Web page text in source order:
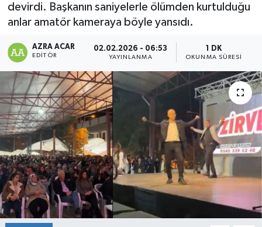
devirdi. Başkanın saniyelerle ölümden kurtulduğu
anlar amatör kameraya böyle yansıdı.
AZRA ACAR
EDITÖR
02.02.2026 - 06:53
YAYINLANMA
1 DK
OKUNMA SÜRESI
Özel haberler
Sağlık
Siyaset
Spor